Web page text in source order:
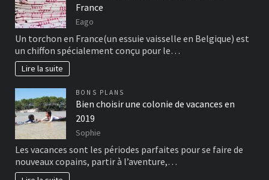
France
Eago
Un torchon en France(un essuie vaisselle en Belgique) est
un chiffon spécialement conçu pour le…
Lire la suite
BONS PLANS
Bien choisir une colonie de vacances en
2019
Sophie
Les vacances sont les périodes parfaites pour se faire de
nouveaux copains, partir à l’aventure,…